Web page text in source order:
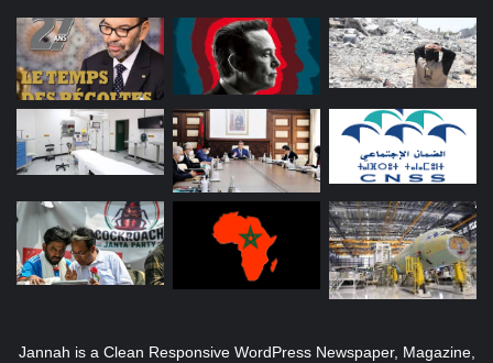
Jannah is a Clean Responsive WordPress Newspaper, Magazine,